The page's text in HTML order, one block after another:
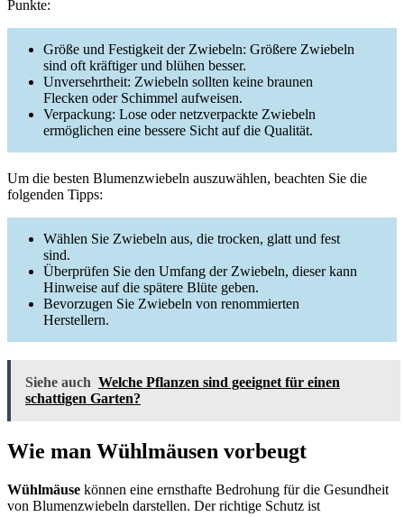
Punkte:
Größe und Festigkeit der Zwiebeln: Größere Zwiebeln
sind oft kräftiger und blühen besser.
Unversehrtheit: Zwiebeln sollten keine braunen
Flecken oder Schimmel aufweisen.
Verpackung: Lose oder netzverpackte Zwiebeln
ermöglichen eine bessere Sicht auf die Qualität.
Um die besten Blumenzwiebeln auszuwählen, beachten Sie die
folgenden Tipps:
Wählen Sie Zwiebeln aus, die trocken, glatt und fest
sind.
Überprüfen Sie den Umfang der Zwiebeln, dieser kann
Hinweise auf die spätere Blüte geben.
Bevorzugen Sie Zwiebeln von renommierten
Herstellern.
Siehe auch Welche Pflanzen sind geeignet für einen
schattigen Garten?
Wie man Wühlmäusen vorbeugt
Wühlmäuse können eine ernsthafte Bedrohung für die Gesundheit
von Blumenzwiebeln darstellen. Der richtige Schutz ist